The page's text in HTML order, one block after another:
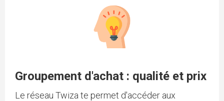
Groupement d'achat : qualité et prix
Le réseau Twiza te permet d'accéder aux